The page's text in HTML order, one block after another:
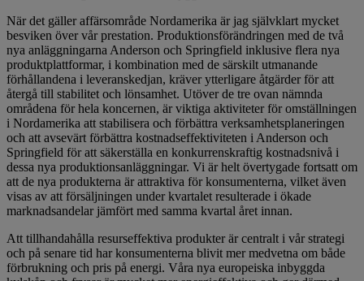
När det gäller affärsområde Nordamerika är jag självklart mycket
besviken över vår prestation. Produktionsförändringen med de två
nya anläggningarna Anderson och Springfield inklusive flera nya
produktplattformar, i kombination med de särskilt utmanande
förhållandena i leveranskedjan, kräver ytterligare åtgärder för att
återgå till stabilitet och lönsamhet. Utöver de tre ovan nämnda
områdena för hela koncernen, är viktiga aktiviteter för omställningen
i Nordamerika att stabilisera och förbättra verksamhetsplaneringen
och att avsevärt förbättra kostnadseffektiviteten i Anderson och
Springfield för att säkerställa en konkurrenskraftig kostnadsnivå i
dessa nya produktionsanläggningar. Vi är helt övertygade fortsatt om
att de nya produkterna är attraktiva för konsumenterna, vilket även
visas av att försäljningen under kvartalet resulterade i ökade
marknadsandelar jämfört med samma kvartal året innan.
Att tillhandahålla resurseffektiva produkter är centralt i vår strategi
och på senare tid har konsumenterna blivit mer medvetna om både
förbrukning och pris på energi. Våra nya europeiska inbyggda